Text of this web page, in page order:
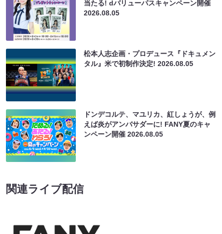
当たる! dバリューパスキャンペーン開催
2026.08.05
松本人志企画・プロデュース『ドキュメン
タル』米で初制作決定!2026.08.05
ドンデコルテ、マユリカ、紅しょうが、例
えば炎がアンバサダーに! FANY夏のキャ
ンペーン開催2026.08.05
関連ライブ配信